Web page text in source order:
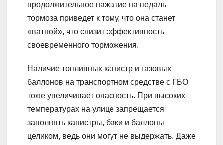
продолжительное нажатие на педаль
тормоза приведет к тому, что она станет
«ватной», что снизит эффективность
своевременного торможения.
Наличие топливных канистр и газовых
баллонов на транспортном средстве с ГБО
тоже увеличивает опасность. При высоких
температурах на улице запрещается
заполнять канистры, баки и баллоны
целиком, ведь они могут не выдержать. Даже